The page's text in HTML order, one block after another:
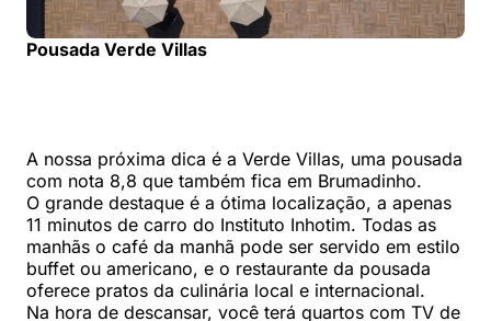
Pousada Verde Villas
A nossa próxima dica é a Verde Villas, uma pousada
com nota 8,8 que também fica em Brumadinho.
O grande destaque é a ótima localização, a apenas
11 minutos de carro do Instituto Inhotim. Todas as
manhãs o café da manhã pode ser servido em estilo
buffet ou americano, e o restaurante da pousada
oferece pratos da culinária local e internacional.
Na hora de descansar, você terá quartos com TV de